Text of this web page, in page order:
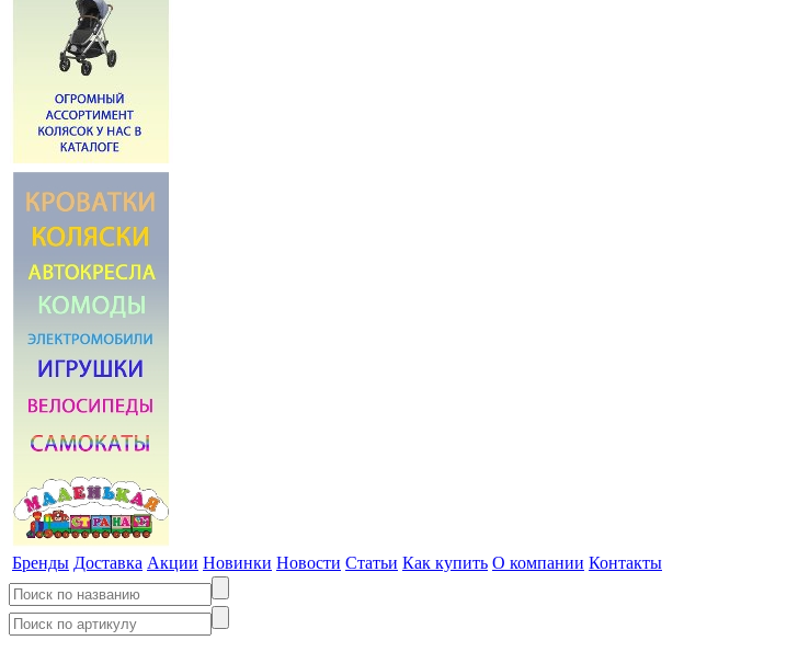
Бренды Доставка Акции Новинки Новости Статьи Как купить О компании Контакты